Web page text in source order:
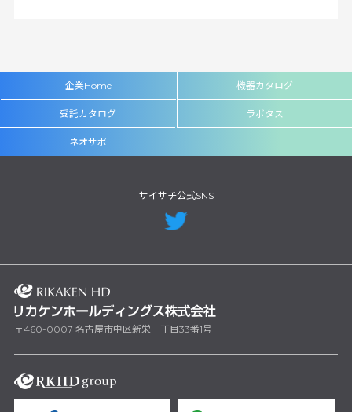
企業Home 機器カタログ
受託カタログ ラボタス
ネオサポ
サイサチ公式SNS
〒460-0007 名古屋市中区新栄一丁目33番1号